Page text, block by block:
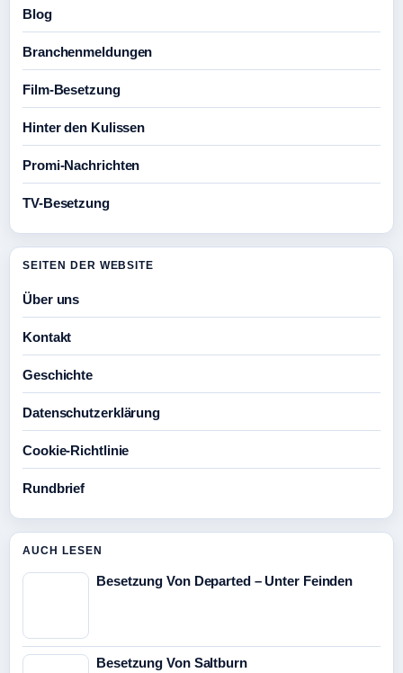
Blog
Branchenmeldungen
Film-Besetzung
Hinter den Kulissen
Promi-Nachrichten
TV-Besetzung
SEITEN DER WEBSITE
Über uns
Kontakt
Geschichte
Datenschutzerklärung
Cookie-Richtlinie
Rundbrief
AUCH LESEN
Besetzung Von Departed – Unter Feinden
Besetzung Von Saltburn